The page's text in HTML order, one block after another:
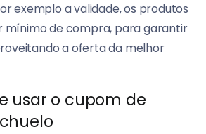
exemplo a validade, os produtos
mínimo de compra, para garantir
a oferta da melhor
usar o cupom de